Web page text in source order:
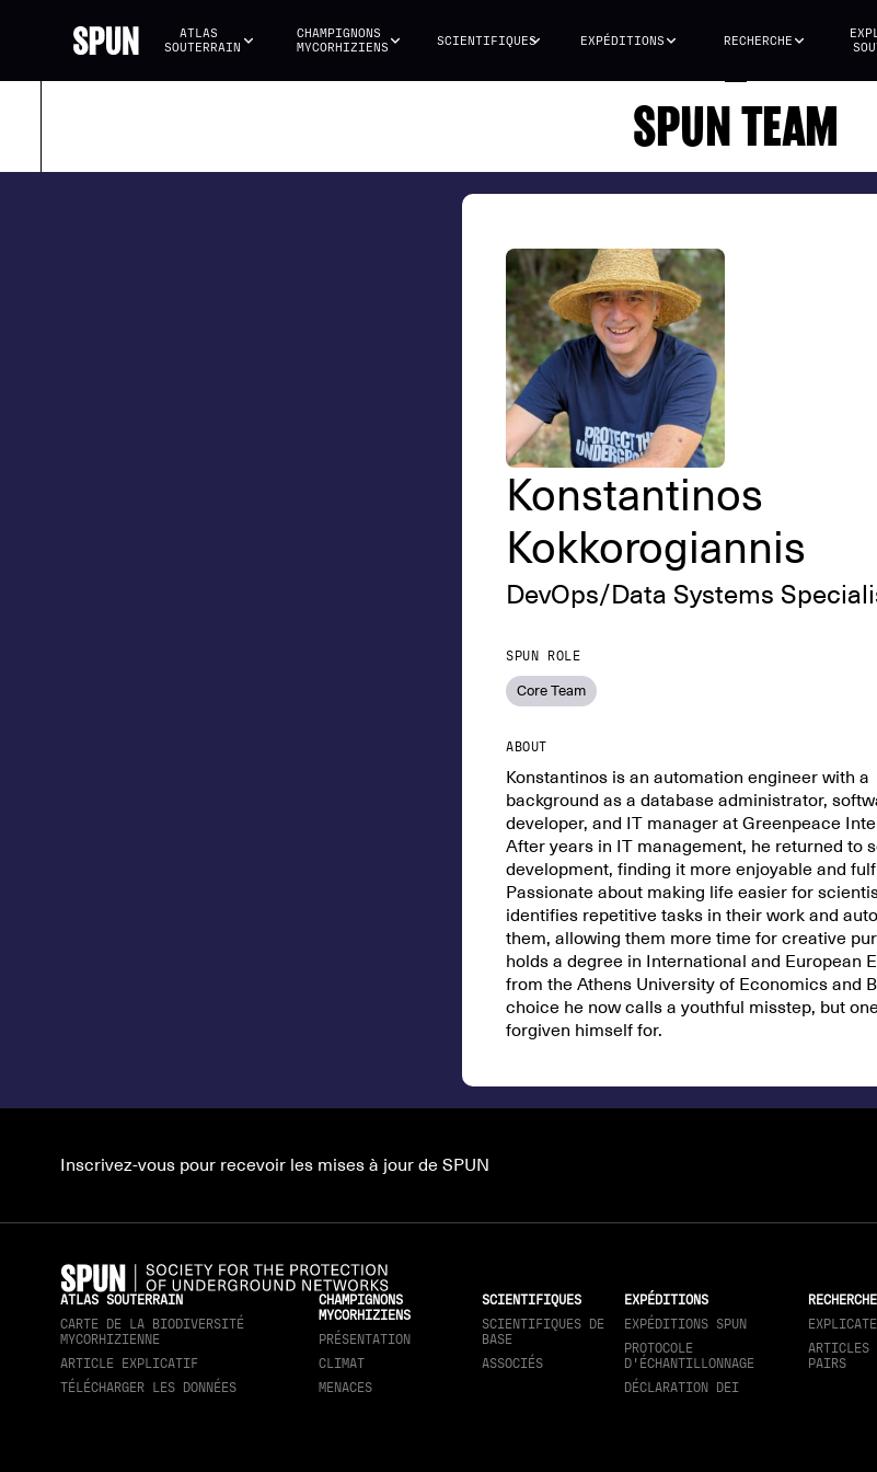
ATLAS
SOUTERRAIN
CHAMPIGNONS
MYCORHIZIENS
SCIENTIFIQUES EXPÉDITIONS RECHERCHE
SPUN TEAM
Konstantinos
Kokkorogiannis
DevOps/Data Systems
SPUN ROLE
Core Team
ABOUT
Konstantinos is an automation engineer with a
background as a database administrator,
developer, and IT manager at Greenpeace
After years in IT management, he returned to
development, finding it more enjoyable and
Passionate about making life easier for
identifies repetitive tasks in their work and
them, allowing them more time for creative
holds a degree in International and European
from the Athens University of Economics and
choice he now calls a youthful misstep, but
forgiven himself for.
Inscrivez-vous pour recevoir les mises à jour de SPUN
ATLAS SOUTERRAIN
CARTE DE LA BIODIVERSITÉ
MYCORHIZIENNE
ARTICLE EXPLICATIF
TÉLÉCHARGER LES DONNÉES
CHAMPIGNONS
MYCORHIZIENS
PRÉSENTATION
CLIMAT
MENACES
SCIENTIFIQUES
SCIENTIFIQUES DE
BASE
ASSOCIÉS
EXPÉDITIONS
EXPÉDITIONS SPUN
PROTOCOLE
D'ÉCHANTILLONNAGE
DÉCLARATION DEI
RECHERCHE
ARTICLES
PAIRS